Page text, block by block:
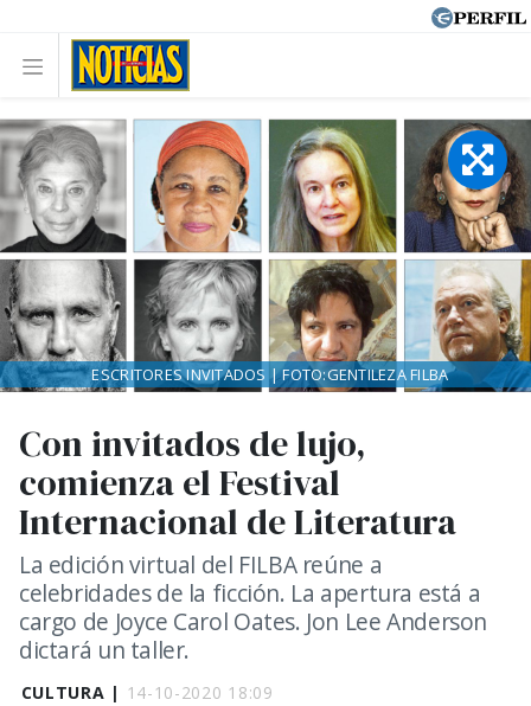
CULTURA | 14-10-2020 18:09
Con invitados de lujo,
comienza el Festival
Internacional de Literatura
La edición virtual del FILBA reúne a
celebridades de la ficción. La apertura está a
cargo de Joyce Carol Oates. Jon Lee Anderson
dictará un taller.
ESCRITORES INVITADOS | FOTO:GENTILEZA FILBA